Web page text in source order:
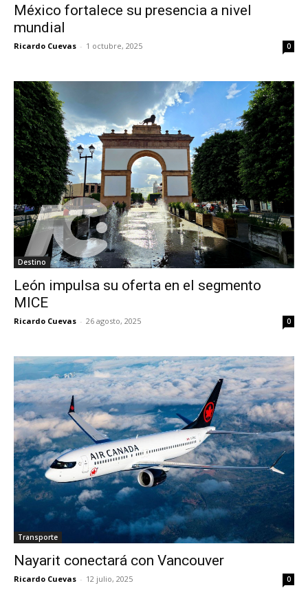
México fortalece su presencia a nivel
mundial
Ricardo Cuevas - 1 octubre, 2025 0
Destino
León impulsa su oferta en el segmento
MICE
Ricardo Cuevas - 26 agosto, 2025 0
Transporte
Nayarit conectará con Vancouver
Ricardo Cuevas - 12 julio, 2025 0